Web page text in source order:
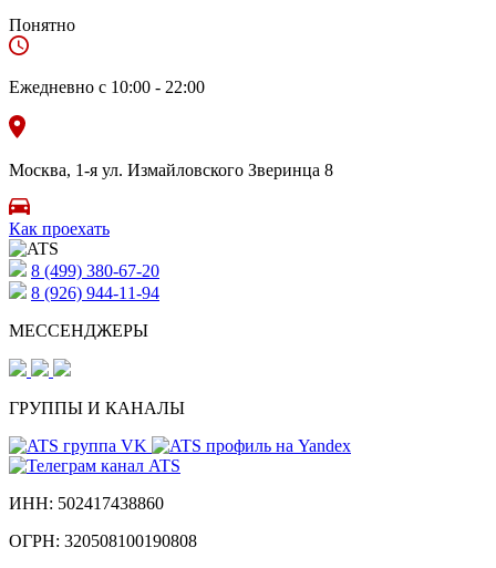
Понятно
Ежедневно с 10:00 - 22:00
Москва, 1-я ул. Измайловского Зверинца 8
Как проехать
8 (499) 380-67-20
8 (926) 944-11-94
МЕССЕНДЖЕРЫ
ГРУППЫ И КАНАЛЫ
ИНН: 502417438860
ОГРН: 320508100190808